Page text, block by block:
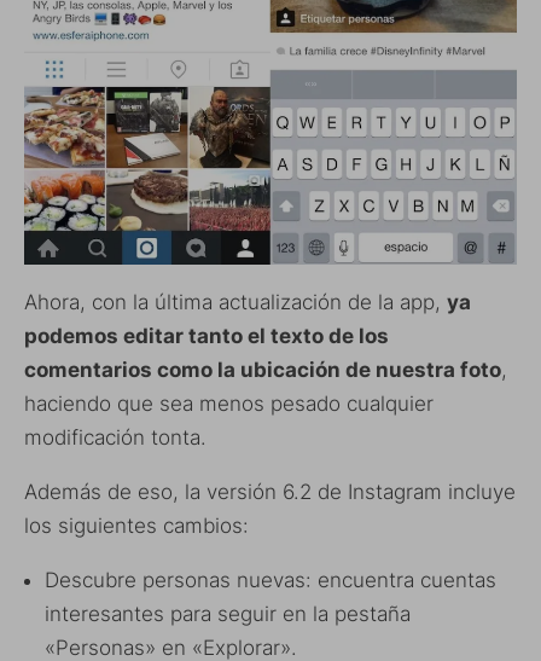
Ahora, con la última actualización de la app, ya
podemos editar tanto el texto de los
comentarios como la ubicación de nuestra foto,
haciendo que sea menos pesado cualquier
modificación tonta.
Además de eso, la versión 6.2 de Instagram incluye
los siguientes cambios:
Descubre personas nuevas: encuentra cuentas
interesantes para seguir en la pestaña
«Personas» en «Explorar».